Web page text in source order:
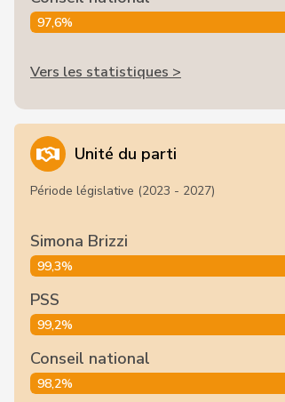
97,6%
Vers les statistiques >
Unité du parti
Période législative (2023 - 2027)
Simona Brizzi
99,3%
PSS
99,2%
Conseil national
98,2%